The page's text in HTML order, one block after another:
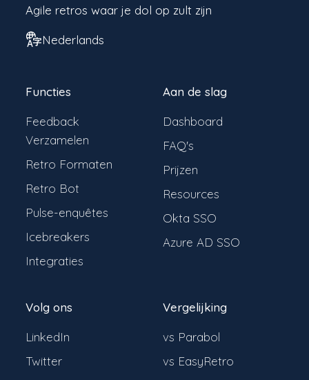
Agile retros waar je dol op zult zijn
Nederlands
Functies
Feedback
Verzamelen
Retro Formaten
Retro Bot
Pulse-enquêtes
Icebreakers
Integraties
Aan de slag
Dashboard
FAQ's
Prijzen
Resources
Okta SSO
Azure AD SSO
Volg ons
LinkedIn
Twitter
Vergelijking
vs Parabol
vs EasyRetro